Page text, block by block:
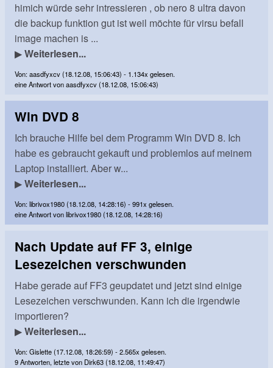
himich würde sehr intressieren , ob nero 8 ultra davon
die backup funktion gut ist weil möchte für virsu befall
image machen is ...
▶Weiterlesen...
Von: aasdfyxcv (18.12.08, 15:06:43) - 1.134x gelesen.
eine Antwort von aasdfyxcv (18.12.08, 15:06:43)
Win DVD 8
Ich brauche Hilfe bei dem Programm Win DVD 8. Ich
habe es gebraucht gekauft und problemlos auf meinem
Laptop installiert. Aber w...
▶Weiterlesen...
Von: librivox1980 (18.12.08, 14:28:16) - 991x gelesen.
eine Antwort von librivox1980 (18.12.08, 14:28:16)
Nach Update auf FF 3, einige
Lesezeichen verschwunden
Habe gerade auf FF3 geupdatet und jetzt sind einige
Lesezeichen verschwunden. Kann ich die irgendwie
importieren?
▶Weiterlesen...
Von: Gislette (17.12.08, 18:26:59) - 2.565x gelesen.
9 Antworten, letzte von Dirk63 (18.12.08, 11:49:47)